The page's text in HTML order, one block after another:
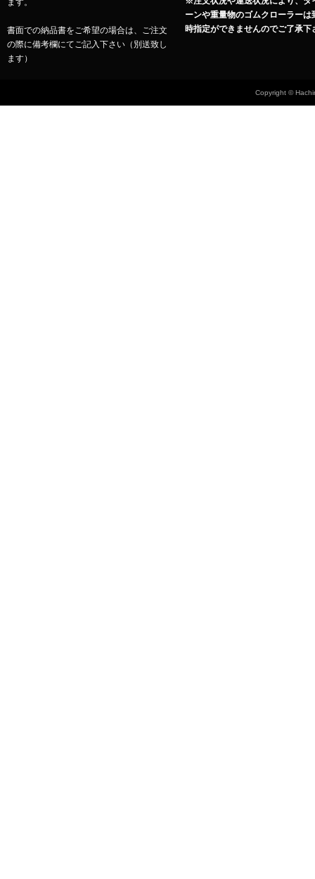
ます。
書面での納品書をご希望の場合は、ご注文
の際に備考欄にてご記入下さい（別送致し
ます）
ーンや重量物のゴムクローラーは
時指定ができませんのでご了承下
Copyright ©